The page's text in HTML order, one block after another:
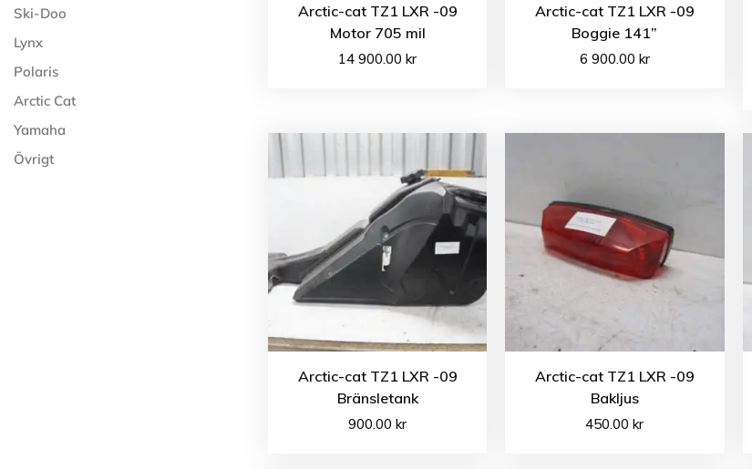
Ski-Doo
Lynx
Polaris
Arctic Cat
Yamaha
Övrigt
Arctic-cat TZ1 LXR -09
Motor 705 mil
14 900.00kr
Arctic-cat TZ1 LXR -09
Boggie 141”
6 900.00 kr
Arctic-cat TZ1 LXR -09
Bränsletank
900.00kr
Arctic-cat TZ1 LXR -09
Bakljus
450.00kr